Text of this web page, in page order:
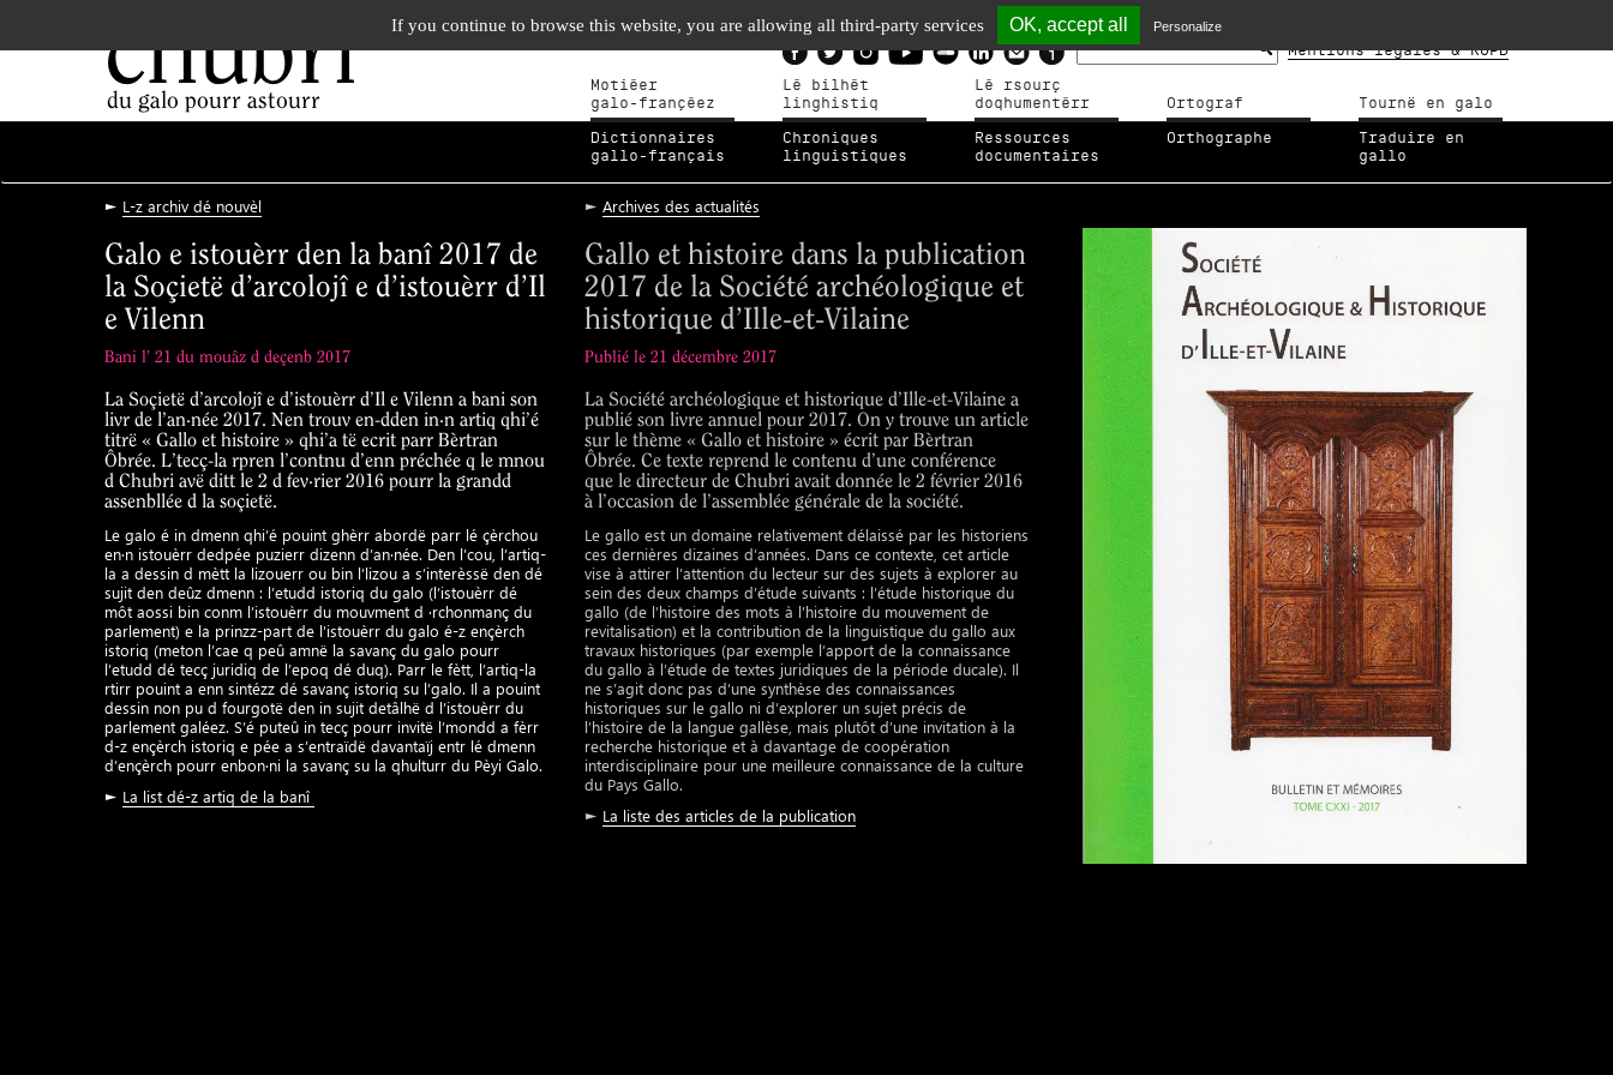
chubri
du galo pourr astourr
Mentions légales & RGPD
Motiéer
galo-françéez
Lé bilhèt
linghistiq
Lé rsourç
doqhumentérr
Ortograf Tournë en galo
Dictionnaires
gallo-français
Chroniques
linguistiques
Ressources
documentaires
Orthographe
Traduire en
gallo
► L-z archiv dé nouvèl
Galo e istouèrr den la banî 2017 de
la Soçietë d’arcolojî e d’istouèrr d’Il
e Vilenn
Bani l’ 21 du mouâz d deçenb 2017
La Soçietë d’arcolojî e d’istouèrr d’Il e Vilenn a bani son
livr de l’an·née 2017. Nen trouv en-dden in·n artiq qhi’é
titrë « Gallo et histoire » qhi’a të ecrit parr Bèrtran
Ôbrée. L’tecç-la rpren l’contnu d’enn préchée q le mnou
d Chubri avë ditt le 2 d fev·rier 2016 pourr la grandd
assenbllée d la soçietë.
Le galo é in dmenn qhi’é pouint ghèrr abordë parr lé çèrchou
en·n istouèrr dedpée puzierr dizenn d’an·née. Den l’cou, l’artiq-
la a dessin d mètt la lizouerr ou bin l’lizou a s’interèssë den dé
sujit den deûz dmenn : l’etudd istoriq du galo (l’istouèrr dé
môt aossi bin conm l’istouèrr du mouvment d ·rchonmanç du
parlement) e la prinzz-part de l’istouèrr du galo é-z ençèrch
istoriq (meton l’cae q peû amnë la savanç du galo pourr
l’etudd dé tecç juridiq de l’epoq dé duq). Parr le fètt, l’artiq-la
rtirr pouint a enn sintézz dé savanç istoriq su l’galo. Il a pouint
dessin non pu d fourgotë den in sujit detâlhë d l’istouèrr du
parlement galéez. S’é puteû in tecç pourr invitë l’mondd a fèrr
d-z ençèrch istoriq e pée a s’entraïdë davantaïj entr lé dmenn
d’ençèrch pourr enbon·ni la savanç su la qhulturr du Pèyi Galo.
► La list dé-z artiq de la banî
► Archives des actualités
Gallo et histoire dans la publication
2017 de la Société archéologique et
historique d’Ille-et-Vilaine
Publié le 21 décembre 2017
La Société archéologique et historique d’Ille-et-Vilaine a
publié son livre annuel pour 2017. On y trouve un article
sur le thème « Gallo et histoire » écrit par Bèrtran
Ôbrée. Ce texte reprend le contenu d’une conférence
que le directeur de Chubri avait donnée le 2 février 2016
à l’occasion de l’assemblée générale de la société.
Le gallo est un domaine relativement délaissé par les historiens
ces dernières dizaines d’années. Dans ce contexte, cet article
vise à attirer l’attention du lecteur sur des sujets à explorer au
sein des deux champs d’étude suivants : l’étude historique du
gallo (de l’histoire des mots à l’histoire du mouvement de
revitalisation) et la contribution de la linguistique du gallo aux
travaux historiques (par exemple l’apport de la connaissance
du gallo à l’étude de textes juridiques de la période ducale). Il
ne s’agit donc pas d’une synthèse des connaissances
historiques sur le gallo ni d’explorer un sujet précis de
l’histoire de la langue gallèse, mais plutôt d’une invitation à la
recherche historique et à davantage de coopération
interdisciplinaire pour une meilleure connaissance de la culture
du Pays Gallo.
► La liste des articles de la publication
If you continue to browse this website, you are allowing all third-party services OK, accept all Personalize